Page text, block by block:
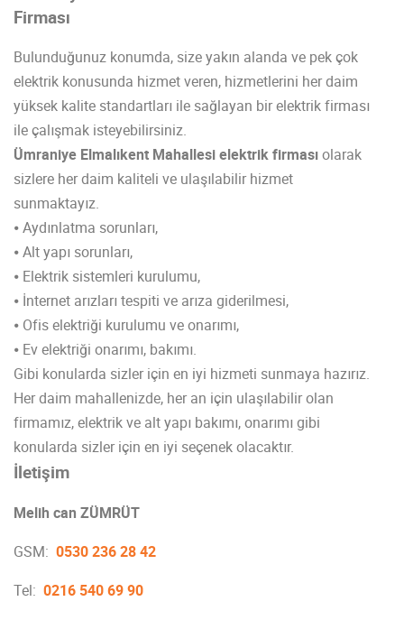
Firması
Bulunduğunuz konumda, size yakın alanda ve pek çok
elektrik konusunda hizmet veren, hizmetlerini her daim
yüksek kalite standartları ile sağlayan bir elektrik firması
ile çalışmak isteyebilirsiniz.
Ümraniye Elmalıkent Mahallesi elektrik firmasıolarak
sizlere her daim kaliteli ve ulaşılabilir hizmet
sunmaktayız.
⦁ Aydınlatma sorunları,
⦁ Alt yapı sorunları,
⦁ Elektrik sistemleri kurulumu,
⦁ İnternet arızları tespiti ve arıza giderilmesi,
⦁ Ofis elektriği kurulumu ve onarımı,
⦁ Ev elektriği onarımı, bakımı.
Gibi konularda sizler için en iyi hizmeti sunmaya hazırız.
Her daim mahallenizde, her an için ulaşılabilir olan
firmamız, elektrik ve alt yapı bakımı, onarımı gibi
konularda sizler için en iyi seçenek olacaktır.
İletişim
Melih can ZÜMRÜT
GSM: 0530 236 28 42
Tel: 0216 540 69 90